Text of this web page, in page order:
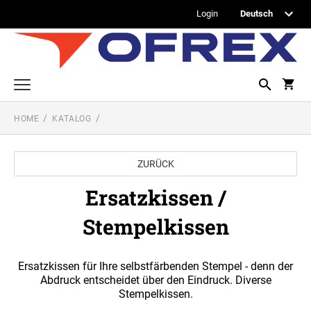
Login
Printy Textstempel
Taschenstempel
Professional Textstempel
Professional Datum- und Ziffernbandstempel
PROFESSIONAL DATUMSTEMPEL
PROFESSIONAL WORTBANDDREHSTEMPEL
Printy Datumstempel
PRINTY WORTBANDREHSTEMPEL
Office Printy
HOME KATALOG
ZURÜCK
Ersatzkissen /
Stempelkissen
Ersatzkissen für Ihre selbstfärbenden Stempel - denn der
Abdruck entscheidet über den Eindruck. Diverse
Stempelkissen.